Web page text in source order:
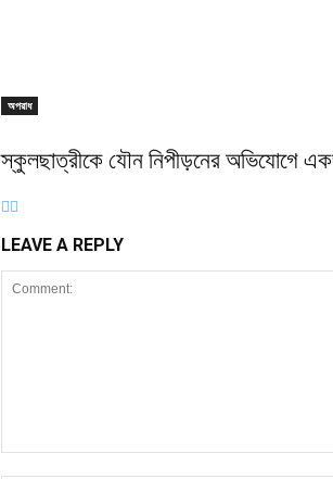
অপরাধ
স্কুলছাত্রীকে যৌন নিপীড়নের অভিযোগে
LEAVE A REPLY